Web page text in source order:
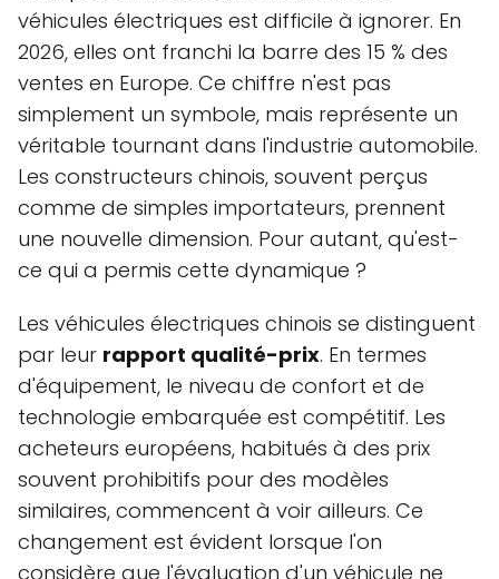
véhicules électriques est difficile à ignorer. En
2026, elles ont franchi la barre des 15 % des
ventes en Europe. Ce chiffre n'est pas
simplement un symbole, mais représente un
véritable tournant dans l'industrie automobile.
Les constructeurs chinois, souvent perçus
comme de simples importateurs, prennent
une nouvelle dimension. Pour autant, qu'est-
ce qui a permis cette dynamique ?
Les véhicules électriques chinois se distinguent
par leur rapport qualité-prix. En termes
d'équipement, le niveau de confort et de
technologie embarquée est compétitif. Les
acheteurs européens, habitués à des prix
souvent prohibitifs pour des modèles
similaires, commencent à voir ailleurs. Ce
changement est évident lorsque l'on
considère que l'évaluation d'un véhicule ne